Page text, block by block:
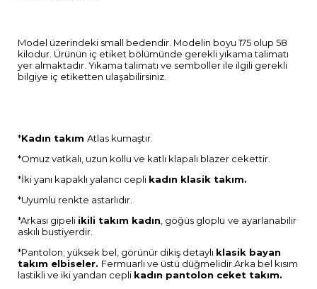
Model üzerindeki small bedendir. Modelin boyu 175 olup 58
kilodur. Ürünün iç etiket bölümünde gerekli yıkama talimatı
yer almaktadır. Yıkama talimatı ve semboller ile ilgili gerekli
bilgiye iç etiketten ulaşabilirsiniz.
*Kadın takım Atlas kumaştır.
*Omuz vatkalı, uzun kollu ve katlı klapalı blazer cekettir.
*İki yanı kapaklı yalancı cepli kadın klasik takım.
*Uyumlu renkte astarlıdır.
*Arkası gipeli ikili takım kadın, göğüs gloplu ve ayarlanabilir
askılı bustiyerdir.
*Pantolon; yüksek bel, görünür dikiş detaylı klasik bayan
takım elbiseler. Fermuarlı ve üstü düğmelidir.Arka bel kısım
lastikli ve iki yandan cepli kadın pantolon ceket takım.